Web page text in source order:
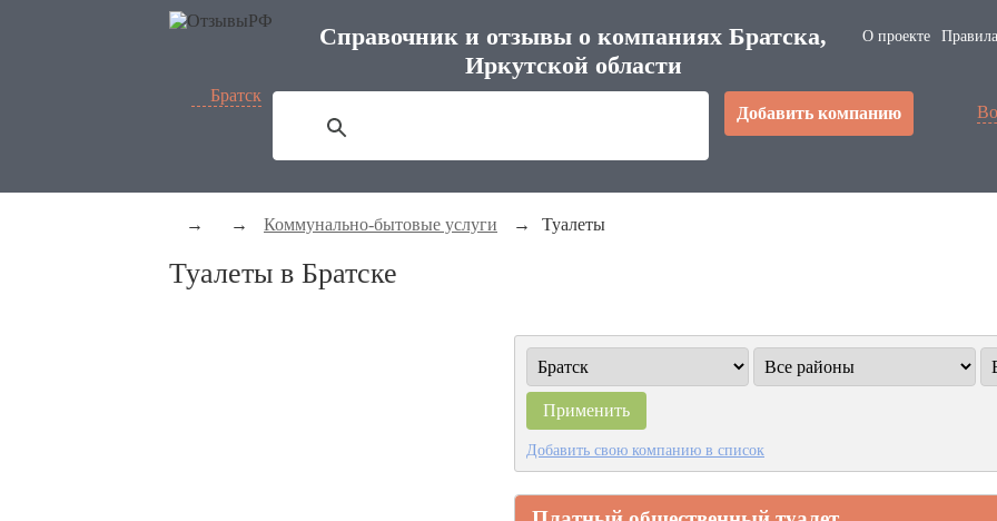
Справочник и отзывы о компаниях Братска,
Иркутской области
О проекте
Братск
Добавить компанию
→ → Коммунально-бытовые услуги → Туалеты
Туалеты в Братске
Добавить свою компанию в список